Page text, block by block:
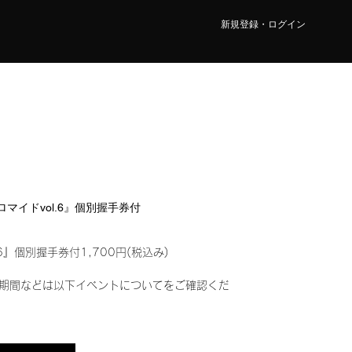
新規登録・ログイン
マイドvol.6』個別握手券付
』個別握手券付1,700円(税込み)
間などは以下イベントについてをご確認くだ